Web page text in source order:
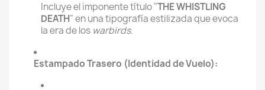
Incluye el imponente título "THE WHISTLING
DEATH" en una tipografía estilizada que evoca
la era de los warbirds.
Estampado Trasero (Identidad de Vuelo):